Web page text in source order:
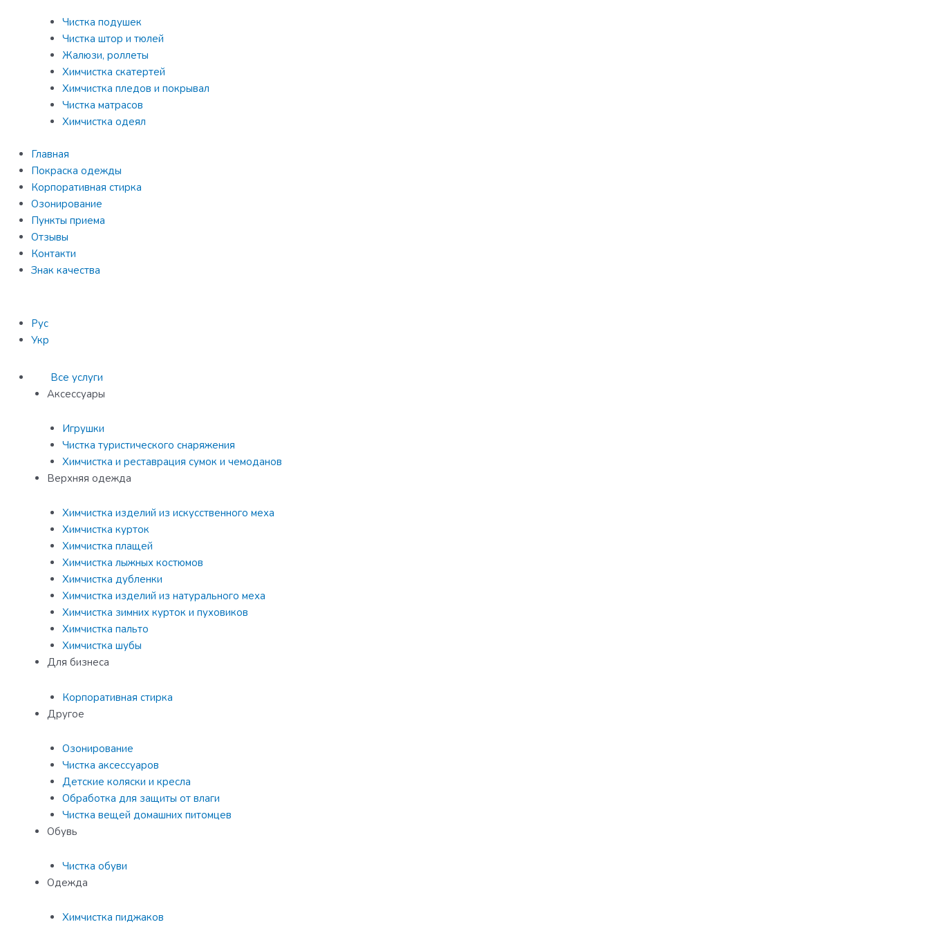
Чистка подушек
Чистка штор и тюлей
Жалюзи, роллеты
Химчистка скатертей
Химчистка пледов и покрывал
Чистка матрасов
Химчистка одеял
Главная
Покраска одежды
Корпоративная стирка
Озонирование
Пункты приема
Отзывы
Контакти
Знак качества
Рус
Укр
Все услуги
Аксессуары
Игрушки
Чистка туристического снаряжения
Химчистка и реставрация сумок и чемоданов
Верхняя одежда
Химчистка изделий из искусственного меха
Химчистка курток
Химчистка плащей
Химчистка лыжных костюмов
Химчистка дубленки
Химчистка изделий из натурального меха
Химчистка зимних курток и пуховиков
Химчистка пальто
Химчистка шубы
Для бизнеса
Корпоративная стирка
Другое
Озонирование
Чистка аксессуаров
Детские коляски и кресла
Обработка для защиты от влаги
Чистка вещей домашних питомцев
Обувь
Чистка обуви
Одежда
Химчистка пиджаков